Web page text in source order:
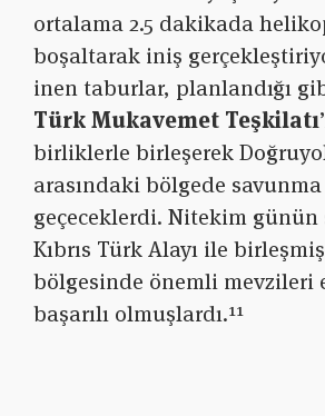
ortalama 2.5 dakikada
boşaltarak iniş
inen taburlar, planlandığı
Türk Mukavemet Teşkilatı
birliklerle birleşerek
arasındaki bölgede
geçeceklerdi. Nitekim
Kıbrıs Türk Alayı ile
bölgesinde önemli mevzileri
başarılı olmuşlardı.¹¹